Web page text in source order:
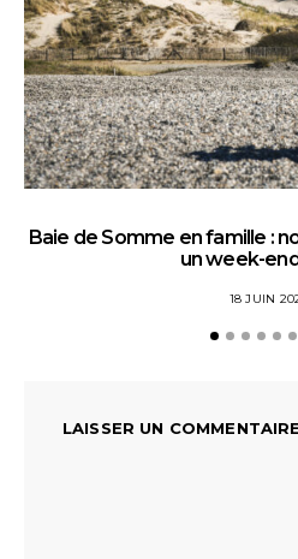
Baie de Somme en famille :
un week-
18 JUIN
LAISSER UN COMMENTAIRE